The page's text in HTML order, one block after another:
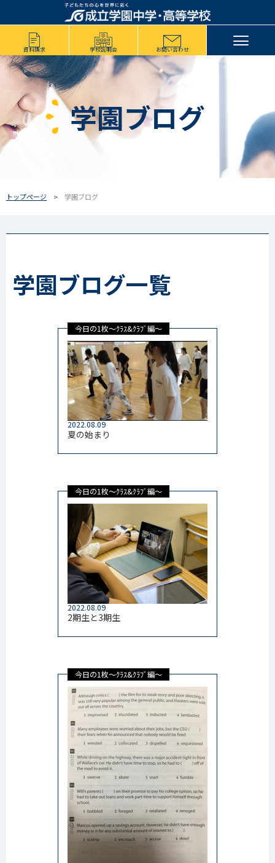
資料請求 学校説明会 お問い合わせ
学園ブログ
トップページ 学園ブログ
学園ブログ一覧
今日の1枚～ｸﾗｽ&ｸﾗﾌﾞ編～
2022.08.09
夏の始まり
今日の1枚～ｸﾗｽ&ｸﾗﾌﾞ編～
2022.08.09
2期生と3期生
今日の1枚～ｸﾗｽ&ｸﾗﾌﾞ編～